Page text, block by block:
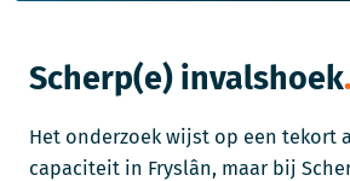
Scherp(e) invalshoek
Het onderzoek wijst op een tekort
capaciteit in Fryslân, maar bij